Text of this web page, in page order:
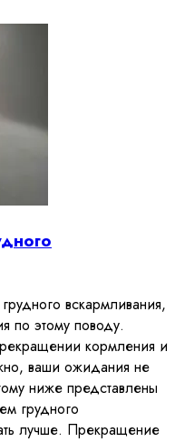
вскармливания,
по этому поводу.
кормления и
ваши ожидания не
ниже представлены
грудного
лучше. Прекращение